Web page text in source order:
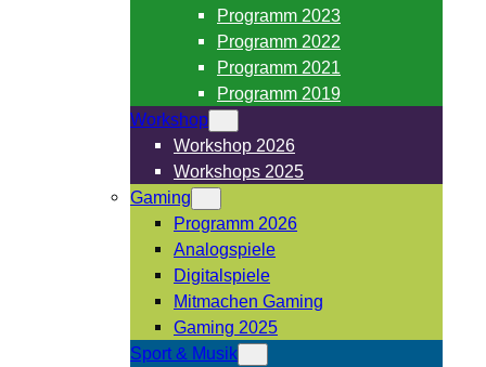
Programm 2023
Programm 2022
Programm 2021
Programm 2019
Workshop
Workshop 2026
Workshops 2025
Gaming
Programm 2026
Analogspiele
Digitalspiele
Mitmachen Gaming
Gaming 2025
Sport & Musik